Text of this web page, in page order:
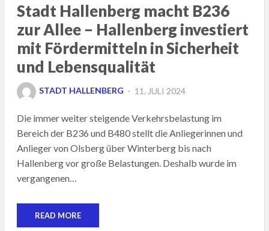
Stadt Hallenberg macht B236
zur Allee – Hallenberg investiert
mit Fördermitteln in Sicherheit
und Lebensqualität
STADT HALLENBERG
POSTED
11. JULI 2024
Die immer weiter steigende Verkehrsbelastung im
Bereich der B236 und B480 stellt die Anliegerinnen und
Anlieger von Olsberg über Winterberg bis nach
Hallenberg vor große Belastungen. Deshalb wurde im
vergangenen…
READ MORE